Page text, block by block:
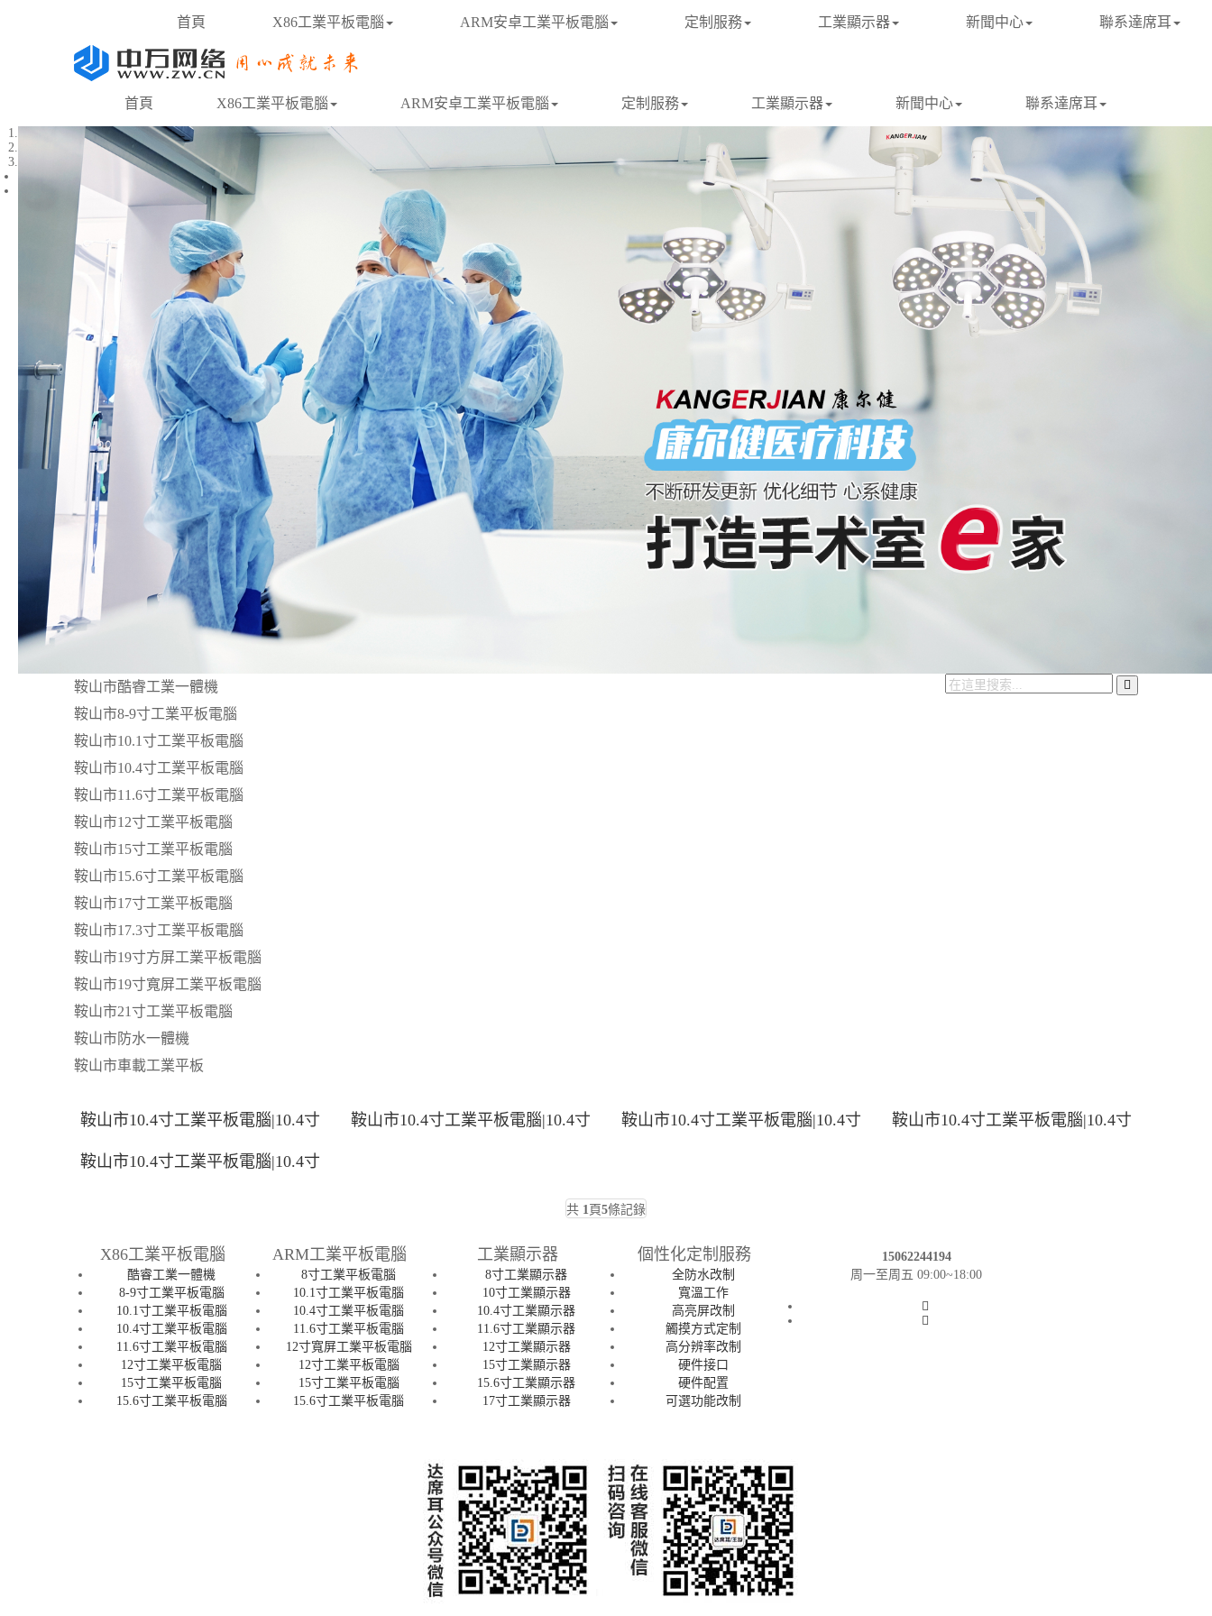
首頁 X86工業平板電腦 ARM安卓工業平板電腦 定制服務 工業顯示器 新聞中心 聯系達席耳
首頁 X86工業平板電腦 ARM安卓工業平板電腦 定制服務 工業顯示器 新聞中心 聯系達席耳
Previous
鞍山市酷睿工業一體機
鞍山市8-9寸工業平板電腦
鞍山市10.1寸工業平板電腦
鞍山市10.4寸工業平板電腦
鞍山市11.6寸工業平板電腦
鞍山市12寸工業平板電腦
鞍山市15寸工業平板電腦
鞍山市15.6寸工業平板電腦
鞍山市17寸工業平板電腦
鞍山市17.3寸工業平板電腦
鞍山市19寸方屏工業平板電腦
鞍山市19寸寬屏工業平板電腦
鞍山市21寸工業平板電腦
鞍山市防水一體機
鞍山市車載工業平板
鞍山市10.4寸工業平板電腦|10.4寸 鞍山市10.4寸工業平板電腦|10.4寸 鞍山市10.4寸工業平板電腦|10.4寸 鞍山市10.4寸工業平板電腦|10.4寸
鞍山市10.4寸工業平板電腦|10.4寸
共 1 頁5條記錄
X86工業平板電腦
酷睿工業一體機
8-9寸工業平板電腦
10.1寸工業平板電腦
10.4寸工業平板電腦
11.6寸工業平板電腦
12寸工業平板電腦
15寸工業平板電腦
15.6寸工業平板電腦
ARM工業平板電腦
8寸工業平板電腦
10.1寸工業平板電腦
10.4寸工業平板電腦
11.6寸工業平板電腦
12寸寬屏工業平板電腦
12寸工業平板電腦
15寸工業平板電腦
15.6寸工業平板電腦
工業顯示器
8寸工業顯示器
10寸工業顯示器
10.4寸工業顯示器
11.6寸工業顯示器
12寸工業顯示器
15寸工業顯示器
15.6寸工業顯示器
17寸工業顯示器
個性化定制服務
全防水改制
寬溫工作
高亮屏改制
觸摸方式定制
高分辨率改制
硬件接口
硬件配置
可選功能改制
15062244194
周一至周五 09:00~18:00